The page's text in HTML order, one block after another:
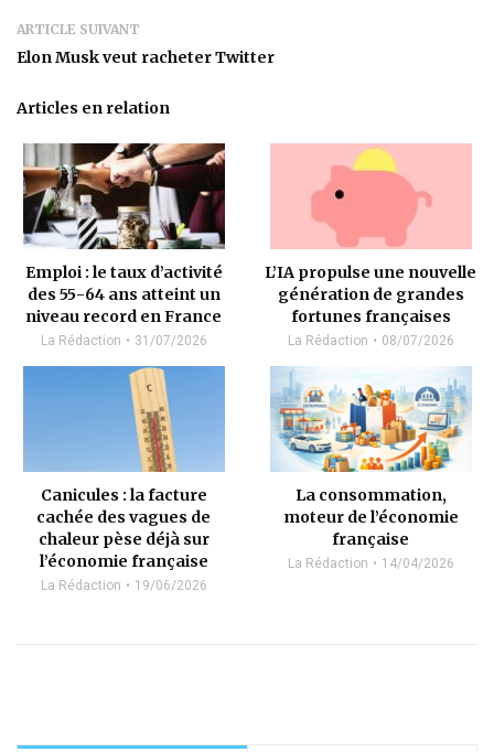
ARTICLE SUIVANT
Elon Musk veut racheter Twitter
Articles en relation
Emploi : le taux d’activité
des 55-64 ans atteint un
niveau record en France
La Rédaction 31/07/2026
L’IA propulse une nouvelle
génération de grandes
fortunes françaises
La Rédaction 08/07/2026
Canicules : la facture
cachée des vagues de
chaleur pèse déjà sur
l’économie française
La Rédaction 19/06/2026
La consommation,
moteur de l’économie
française
La Rédaction 14/04/2026